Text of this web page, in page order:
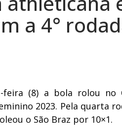
a 4°
feira (8) a bola rolou no
2023. Pela quarta
o São Braz por 10×1.